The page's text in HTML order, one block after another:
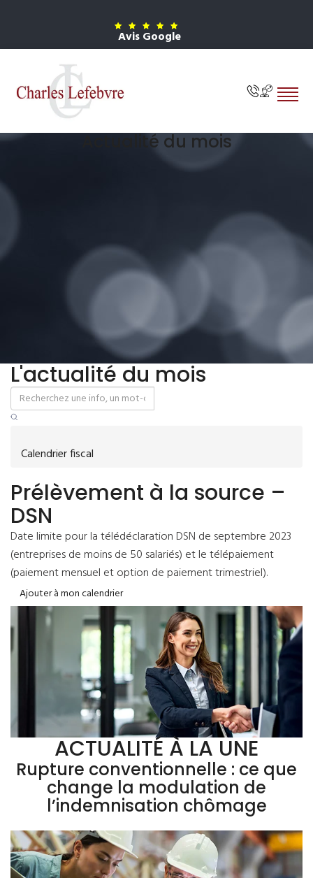
Avis Google
Actualité du mois
L'actualité du mois
Calendrier fiscal
Prélèvement à la source –
DSN
Date limite pour la télédéclaration DSN de septembre 2023
(entreprises de moins de 50 salariés) et le télépaiement
(paiement mensuel et option de paiement trimestriel).
Ajouter à mon calendrier
ACTUALITÉ À LA UNE
Rupture conventionnelle : ce que
change la modulation de
l’indemnisation chômage